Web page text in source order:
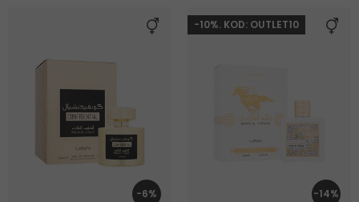
-6%
-10%. KOD: OUTLET10
-14%